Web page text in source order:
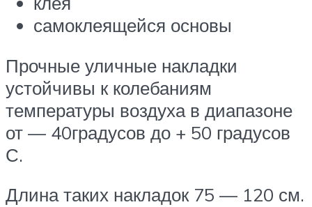
самоклеящейся основы
Прочные уличные накладки
устойчивы к колебаниям
температуры воздуха в диапазоне
от — 40градусов до + 50 градусов
С.
Длина таких накладок 75 — 120 см.